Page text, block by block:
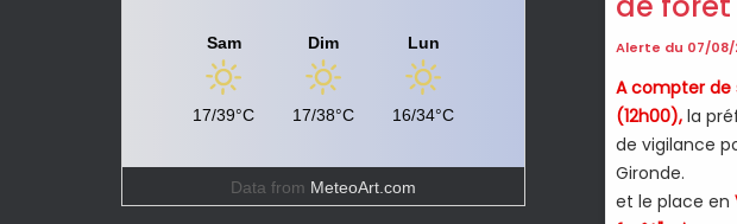
Sam
17/39°C
Dim
17/38°C
Lun
16/34°C
Data from MeteoArt.com